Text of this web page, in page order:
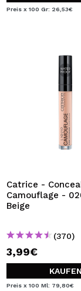
Preis x 100 Gr: 26,53€
Catrice - Concealer Liquid
Camouflage -
Beige
(370)
3,99€
KAUFEN
Preis x 100 Ml: 79,80€